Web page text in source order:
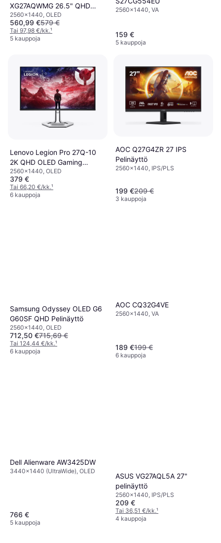
XG27AQWMG 26.5" QHD
OLED 280Hz Gaming Monitor
2560x1440, OLED
560,99 €579 €
Tai 97,98 €/kk.¹
5 kauppoja
2560x1440, VA
159 €
5 kauppoja
Lenovo Legion Pro 27Q-10
2K QHD OLED Gaming
Monitor
2560x1440, OLED
379 €
Tai 66,20 €/kk.¹
6 kauppoja
AOC Q27G4ZR 27 IPS
Pelinäyttö
2560x1440, IPS/PLS
199 €209 €
3 kauppoja
Samsung Odyssey OLED G6
G60SF QHD Pelinäyttö
2560x1440, OLED
712,50 €715,69 €
Tai 124,44 €/kk.¹
6 kauppoja
AOC CQ32G4VE
2560x1440, VA
189 €199 €
6 kauppoja
Dell Alienware AW3425DW
3440x1440 (UltraWide), OLED
766 €
5 kauppoja
ASUS VG27AQL5A 27"
pelinäyttö
2560x1440, IPS/PLS
209 €
Tai 36,51 €/kk.¹
4 kauppoja